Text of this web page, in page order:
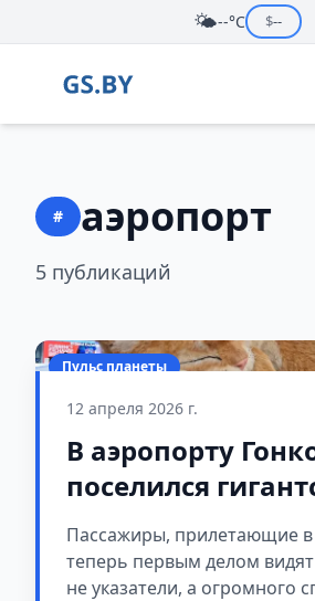
🌤️--°C $--
# аэропорт
5 публикаций
Пульс планеты
12 апреля 2026 г.
В аэропорту
поселился
рыжий кот
автобус
Пассажиры, прилетающие в
теперь первым делом
не указатели, а огромного